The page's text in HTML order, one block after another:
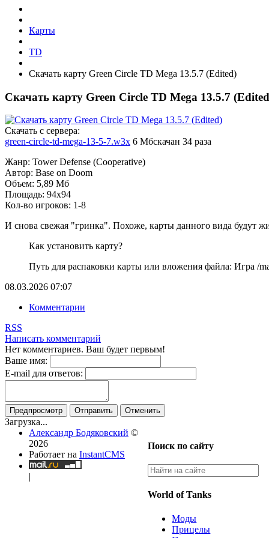
Карты
TD
Скачать карту Green Circle TD Mega 13.5.7 (Edited)
Скачать карту Green Circle TD Mega 13.5.7
Cкачать с сервера:
green-circle-td-mega-13-5-7.w3x 6 Мбскачан 34 раза
Жанр: Tower Defense (Cooperative)
Автор: Base on Doom
Объем: 5,89 Мб
Площадь: 94x94
Кол-во игроков: 1-8
И снова свежая "гринка". Похоже, карты данного вида будут
Как установить карту?
Путь для распаковки карты или вложения файла: Игра /
08.03.2026 07:07
Комментарии
RSS
Написать комментарий
Нет комментариев. Ваш будет первым!
Ваше имя:
E-mail для ответов:
Предпросмотр Отправить Отменить
Загрузка...
Поиск по сайту
World of Tanks
Моды
Прицелы
Александр Бодяковский ©
2026
Работает на InstantCMS
|